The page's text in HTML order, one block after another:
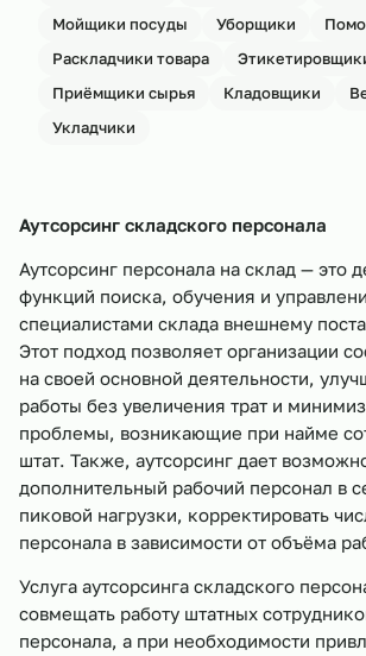
Мойщики посуды
Уборщики
Раскладчики товара
Приёмщики сырья
Кладовщики
Укладчики
Аутсорсинг складского персонала
Аутсорсинг персонала на склад — это
функций поиска, обучения и
специалистами склада внешнему
Этот подход позволяет организации
на своей основной деятельности,
работы без увеличения трат и
проблемы, возникающие при найме
штат. Также, аутсорсинг дает
дополнительный рабочий персонал в
пиковой нагрузки, корректировать
персонала в зависимости от объёма
Услуга аутсорсинга складского
совмещать работу штатных
персонала, а при необходимости